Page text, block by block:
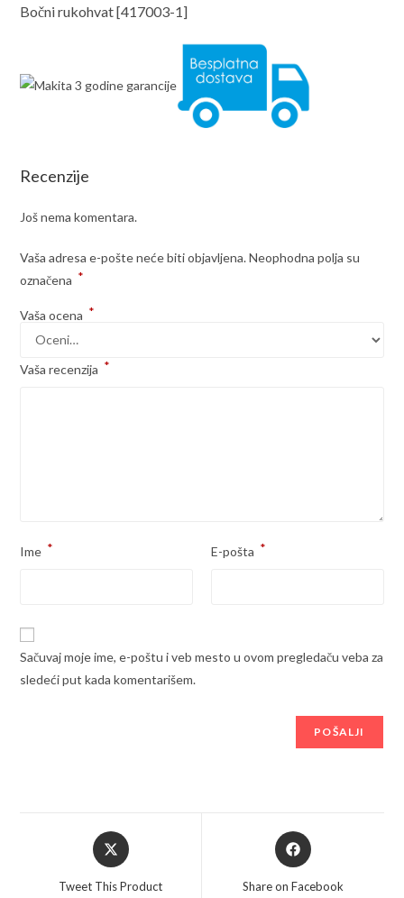
Bočni rukohvat [417003-1]
Recenzije
Još nema komentara.
Vaša adresa e-pošte neće biti objavljena. Neophodna polja su
označena *
Vaša ocena *
Vaša recenzija *
Ime * E-pošta *
Sačuvaj moje ime, e-poštu i veb mesto u ovom pregledaču veba za
sledeći put kada komentarišem.
Opens
in
Tweet This Product
Opens
in
Share on Facebook